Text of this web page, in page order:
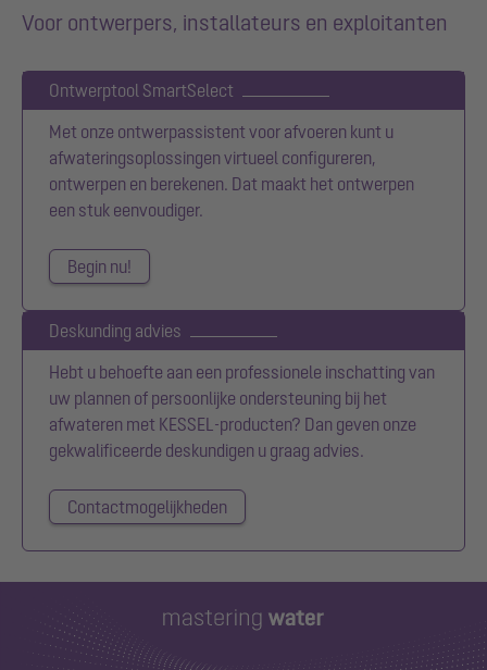
Voor ontwerpers, installateurs en exploitanten
Ontwerptool SmartSelect
Met onze ontwerpassistent voor afvoeren kunt u
afwateringsoplossingen virtueel configureren,
ontwerpen en berekenen. Dat maakt het ontwerpen
een stuk eenvoudiger.
Begin nu!
Deskunding advies
Hebt u behoefte aan een professionele inschatting van
uw plannen of persoonlijke ondersteuning bij het
afwateren met KESSEL-producten? Dan geven onze
gekwalificeerde deskundigen u graag advies.
Contactmogelijkheden